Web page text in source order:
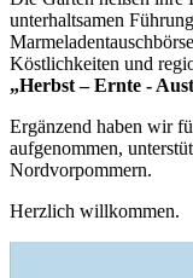
unterhaltsamen
Köstlichkeiten und
„Herbst – Ernte -
Ergänzend haben wir
aufgenommen,
Nordvorpommern.
Herzlich willkommen.